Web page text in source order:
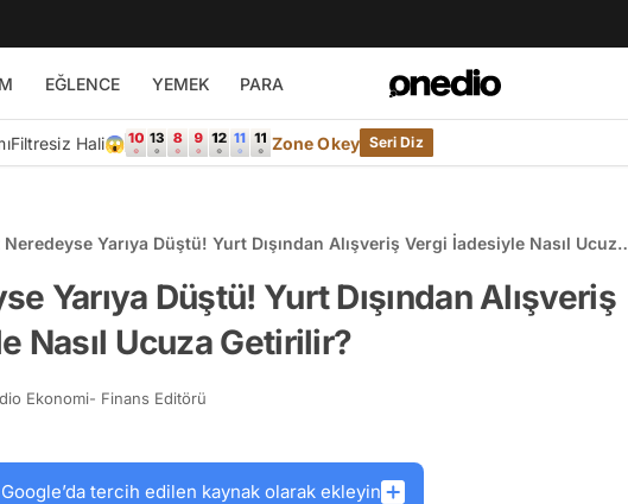
EĞLENCE YEMEK PARA
Filtresiz Hali😱 Zone Okey Seri Diz
Neredeyse Yarıya Düştü! Yurt Dışından Alışveriş Vergi İadesiyle Nasıl Ucuza
Yarıya Düştü! Yurt Dışından Alışveriş
Nasıl Ucuza Getirilir?
Ekonomi- Finans Editörü
Google’da tercih edilen kaynak olarak ekleyin